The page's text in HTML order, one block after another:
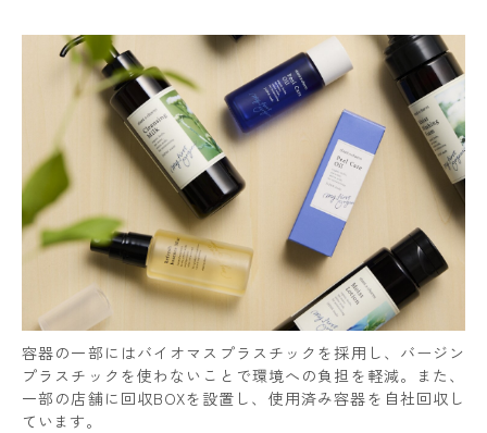
容器の一部にはバイオマスプラスチックを採用し、バージン
プラスチックを使わないことで環境への負担を軽減。また、
一部の店舗に回収BOXを設置し、使用済み容器を自社回収し
ています。